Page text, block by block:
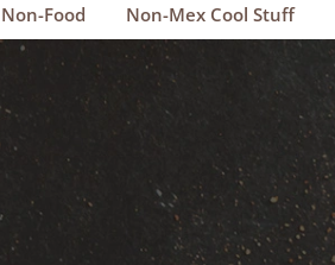
Non-Food Non-Mex Cool Stuff